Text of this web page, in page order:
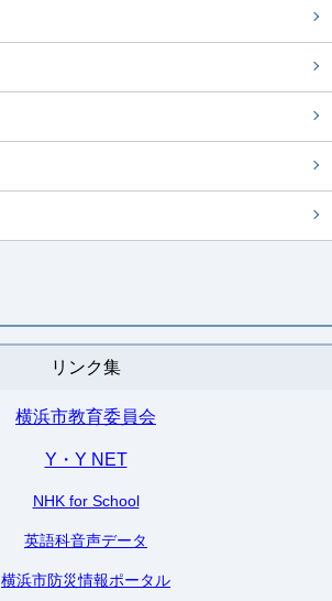
リンク集
横浜市教育委員会
Y・Y NET
NHK for School
英語科音声データ
横浜市防災情報ポータル